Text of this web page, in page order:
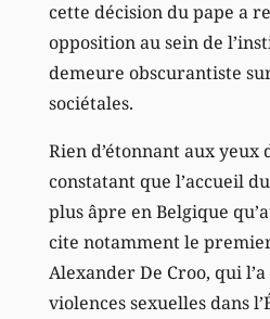
cette décision du pape a
opposition au sein de
demeure obscurantiste
sociétales.
Rien d’étonnant aux yeux
constatant que l’accueil
plus âpre en Belgique
cite notamment le
Alexander De Croo, qui
violences sexuelles dans